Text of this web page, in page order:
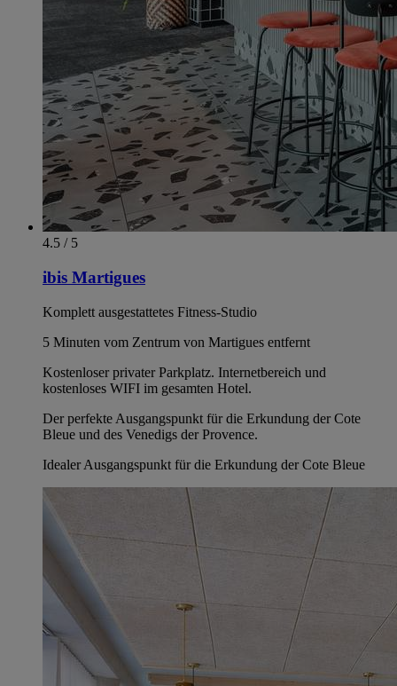
4.5 / 5
ibis Martigues
Komplett ausgestattetes Fitness-Studio
5 Minuten vom Zentrum von Martigues entfernt
Kostenloser privater Parkplatz. Internetbereich und
kostenloses WIFI im gesamten Hotel.
Der perfekte Ausgangspunkt für die Erkundung der Cote
Bleue und des Venedigs der Provence.
Idealer Ausgangspunkt für die Erkundung der Cote Bleue